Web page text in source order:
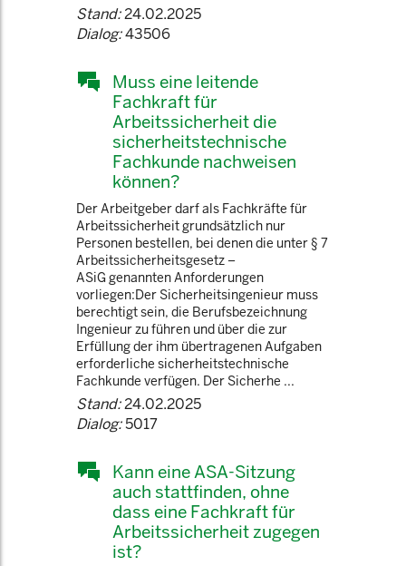
Stand:24.02.2025
Dialog:43506
Muss eine leitende
Fachkraft für
Arbeitssicherheit die
sicherheitstechnische
Fachkunde nachweisen
können?
Der Arbeitgeber darf als Fachkräfte für
Arbeitssicherheit grundsätzlich nur
Personen bestellen, bei denen die unter § 7
Arbeitssicherheitsgesetz –
ASiG genannten Anforderungen
vorliegen:Der Sicherheitsingenieur muss
berechtigt sein, die Berufsbezeichnung
Ingenieur zu führen und über die zur
Erfüllung der ihm übertragenen Aufgaben
erforderliche sicherheitstechnische
Fachkunde verfügen. Der Sicherhe ...
Stand:24.02.2025
Dialog:5017
Kann eine ASA-Sitzung
auch stattfinden, ohne
dass eine Fachkraft für
Arbeitssicherheit zugegen
ist?